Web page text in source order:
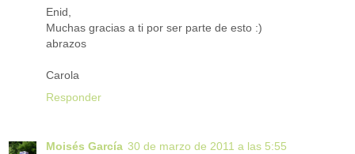
Enid,
Muchas gracias a ti por ser parte de esto :)
abrazos
Carola
Responder
Moisés García 30 de marzo de 2011 a las 5:55